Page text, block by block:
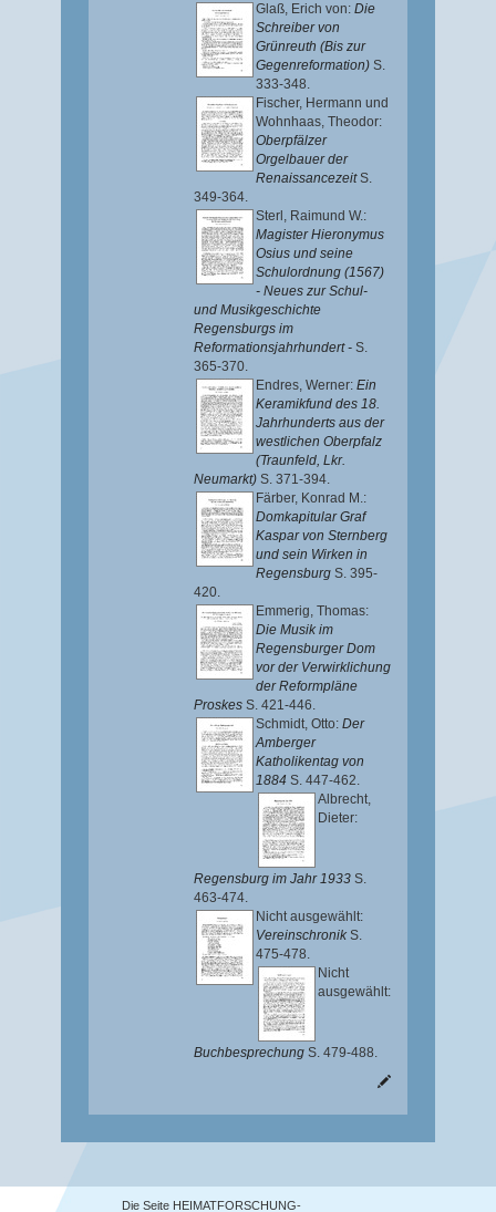
Glaß, Erich von: Die
Schreiber von
Grünreuth (Bis zur
Gegenreformation) S.
333-348.
Fischer, Hermann und
Wohnhaas, Theodor:
Oberpfälzer
Orgelbauer der
RenaissancezeitS.
349-364.
Sterl, Raimund W.:
Magister Hieronymus
Osius und seine
Schulordnung (1567)
- Neues zur Schul-
und Musikgeschichte
Regensburgs im
Reformationsjahrhundert - S.
365-370.
Endres, Werner: Ein
Keramikfund des 18.
Jahrhunderts aus der
westlichen Oberpfalz
(Traunfeld, Lkr.
Neumarkt) S. 371-394.
Färber, Konrad M.:
Domkapitular Graf
Kaspar von Sternberg
und sein Wirken in
Regensburg S. 395-
420.
Emmerig, Thomas:
Die Musik im
Regensburger Dom
vor der Verwirklichung
der Reformpläne
Proskes S. 421-446.
Schmidt, Otto: Der
Amberger
Katholikentag von
1884 S. 447-462.
Albrecht,
Dieter:
Regensburg im Jahr 1933 S.
463-474.
Nicht ausgewählt:
Vereinschronik S.
475-478.
Nicht
ausgewählt:
Buchbesprechung S. 479-488.
Die Seite HEIMATFORSCHUNG-